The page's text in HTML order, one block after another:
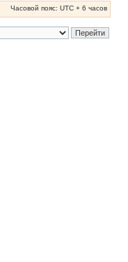
Часовой пояс: UTC + 6 часов